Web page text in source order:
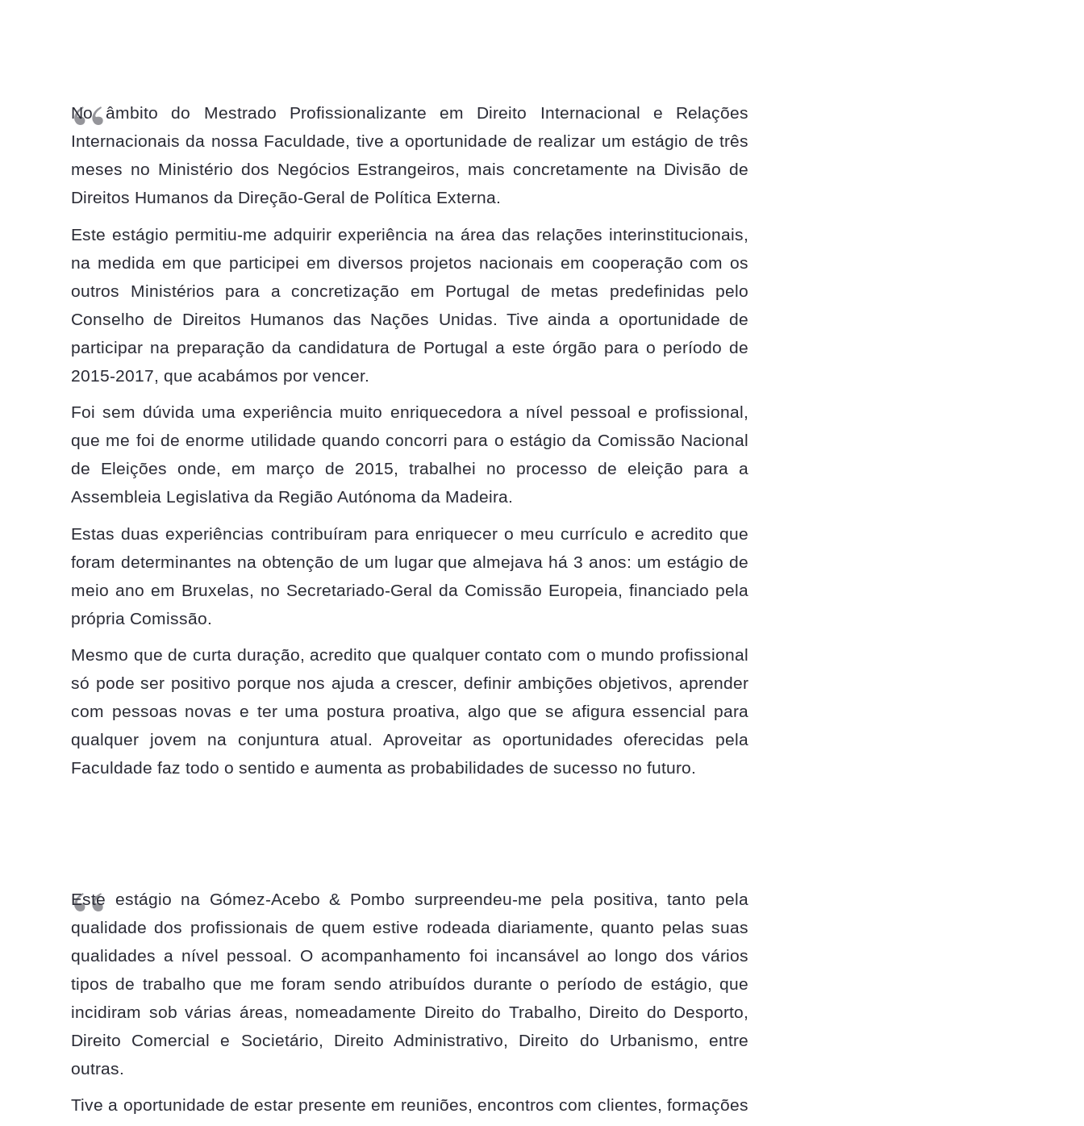
No âmbito do Mestrado Profissionalizante em Direito Internacional e Relações
Internacionais da nossa Faculdade, tive a oportunidade de realizar um estágio de três
meses no Ministério dos Negócios Estrangeiros, mais concretamente na Divisão de
Direitos Humanos da Direção-Geral de Política Externa.
Este estágio permitiu-me adquirir experiência na área das relações interinstitucionais,
na medida em que participei em diversos projetos nacionais em cooperação com os
outros Ministérios para a concretização em Portugal de metas predefinidas pelo
Conselho de Direitos Humanos das Nações Unidas. Tive ainda a oportunidade de
participar na preparação da candidatura de Portugal a este órgão para o período de
2015-2017, que acabámos por vencer.
Foi sem dúvida uma experiência muito enriquecedora a nível pessoal e profissional,
que me foi de enorme utilidade quando concorri para o estágio da Comissão Nacional
de Eleições onde, em março de 2015, trabalhei no processo de eleição para a
Assembleia Legislativa da Região Autónoma da Madeira.
Estas duas experiências contribuíram para enriquecer o meu currículo e acredito que
foram determinantes na obtenção de um lugar que almejava há 3 anos: um estágio de
meio ano em Bruxelas, no Secretariado-Geral da Comissão Europeia, financiado pela
própria Comissão.
Mesmo que de curta duração, acredito que qualquer contato com o mundo profissional
só pode ser positivo porque nos ajuda a crescer, definir ambições objetivos, aprender
com pessoas novas e ter uma postura proativa, algo que se afigura essencial para
qualquer jovem na conjuntura atual. Aproveitar as oportunidades oferecidas pela
Faculdade faz todo o sentido e aumenta as probabilidades de sucesso no futuro.
Este estágio na Gómez-Acebo & Pombo surpreendeu-me pela positiva, tanto pela
qualidade dos profissionais de quem estive rodeada diariamente, quanto pelas suas
qualidades a nível pessoal. O acompanhamento foi incansável ao longo dos vários
tipos de trabalho que me foram sendo atribuídos durante o período de estágio, que
incidiram sob várias áreas, nomeadamente Direito do Trabalho, Direito do Desporto,
Direito Comercial e Societário, Direito Administrativo, Direito do Urbanismo, entre
outras.
Tive a oportunidade de estar presente em reuniões, encontros com clientes, formações